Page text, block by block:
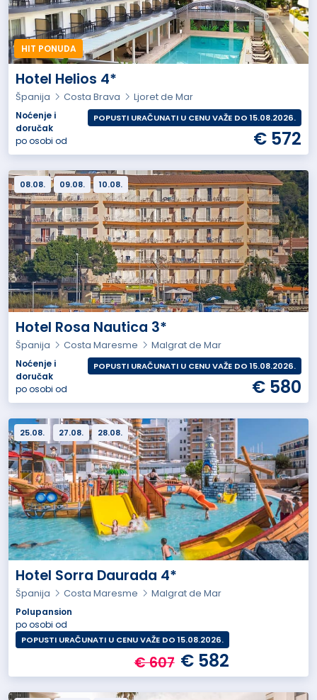
HIT PONUDA
Hotel Helios 4*
Španija Costa Brava
Ljoret de Mar
Noćenje i
doručak
po osobi od
POPUSTI URAČUNATI U CENU VAŽE DO 15.08.2026.
€ 572
08.08. 09.08. 10.08.
Hotel Rosa Nautica 3*
Španija Costa Maresme
Malgrat de Mar
Noćenje i
doručak
po osobi od
POPUSTI URAČUNATI U CENU VAŽE DO 15.08.2026.
€ 580
25.08. 27.08. 28.08.
Hotel Sorra Daurada 4*
Španija Costa Maresme
Malgrat de Mar
Polupansion
po osobi od
POPUSTI URAČUNATI U CENU VAŽE DO 15.08.2026.
€ 607 € 582